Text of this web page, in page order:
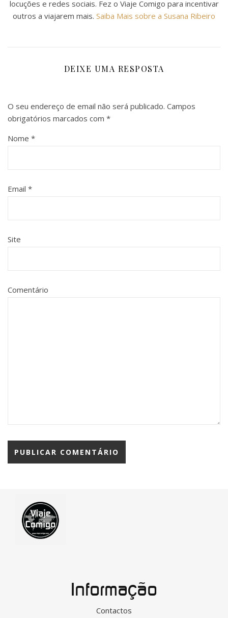
locuções e redes sociais. Fez o Viaje Comigo para incentivar
outros a viajarem mais. Saiba Mais sobre a Susana Ribeiro
DEIXE UMA RESPOSTA
O seu endereço de email não será publicado. Campos
obrigatórios marcados com *
Nome *
Email *
Site
Comentário
Informação
Contactos